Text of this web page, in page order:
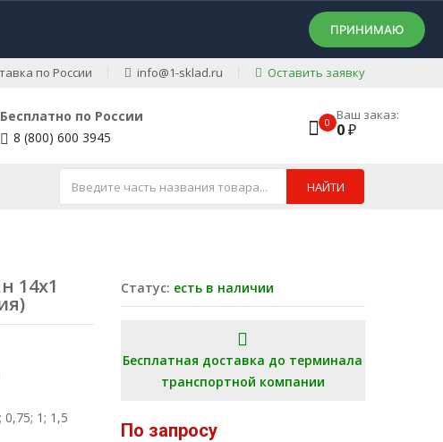
ПРИНИМАЮ
по России info@1-sklad.ru Оставить заявку
Бесплатно по России
8 (800) 600 3945
0 Ваш заказ:
0₽
НАЙТИ
14х1
1; 1,5
Статус: есть в наличии
Бесплатная доставка до терминала
транспортной компании
По запросу